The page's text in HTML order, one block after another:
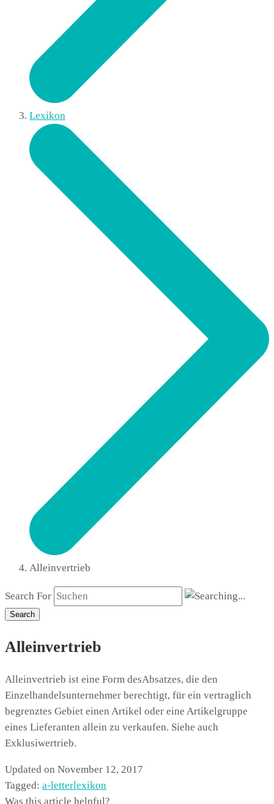
Lexikon
Alleinvertrieb
Search For
Search
Alleinvertrieb
Alleinvertrieb ist eine Form desAbsatzes, die den
Einzelhandelsunternehmer berechtigt, für ein vertraglich
begrenztes Gebiet einen Artikel oder eine Artikelgruppe
eines Lieferanten allein zu verkaufen. Siehe auch
Exklusiwertrieb.
Updated on November 12, 2017
Tagged: a-letterlexikon
Was this article helpful?